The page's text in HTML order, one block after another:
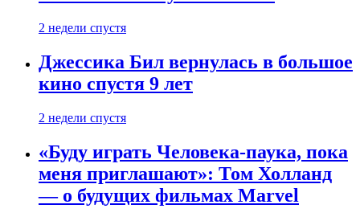
2 недели спустя
Джессика Бил вернулась в большое
кино спустя 9 лет
2 недели спустя
«Буду играть Человека-паука, пока
меня приглашают»: Том Холланд
— о будущих фильмах Marvel